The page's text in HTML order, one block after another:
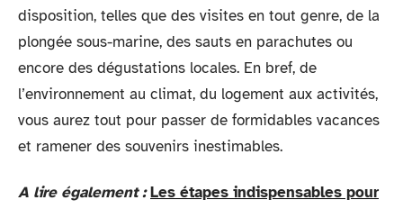
disposition, telles que des visites en tout genre, de la
plongée sous-marine, des sauts en parachutes ou
encore des dégustations locales. En bref, de
l’environnement au climat, du logement aux activités,
vous aurez tout pour passer de formidables vacances
et ramener des souvenirs inestimables.
A lire également : Les étapes indispensables pour